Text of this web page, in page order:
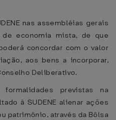
nas assembléias gerais
economia mista, de que
concordar com o valor
aos bens a incorporar,
Deliberativo.
formalidades previstas na
à SUDENE alienar ações
patrimônio, através da Bôlsa